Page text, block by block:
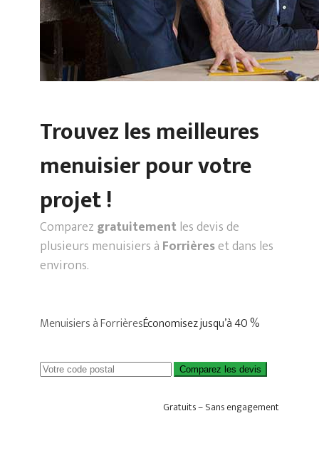
Trouvez les meilleures
menuisier pour votre
projet !
Comparez gratuitementles devis de
plusieurs menuisiers à Forrièreset dans les
environs.
Menuisiers à ForrièresÉconomisez jusqu’à 40 %
Comparez les devis
Gratuits – Sans engagement